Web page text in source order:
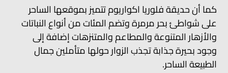
كما أن حديقة فلوريا اكواريوم تتميز بموقعها الساحر
على شواطئ بحر مرمرة وتضم المئات من أنواع النباتات
والأزهار المتنوعة والمطاعم والمتنزهات إضافة إلى
وجود بحيرة جذابة تجذب الزوار حولها متأملين جمال
الطبيعة الساحر.